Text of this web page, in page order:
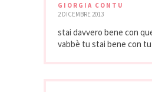
GIORGIA CONTU
2 DICEMBRE 2013
stai davvero bene con
vabbè tu stai bene con